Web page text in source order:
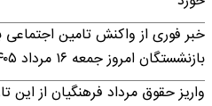
خبر فوری از واکنش تامین
بازنشستگان امروز جمعه ۱۶ مرداد ۱۴۰۵
واریز حقوق مرداد فرهنگیان از